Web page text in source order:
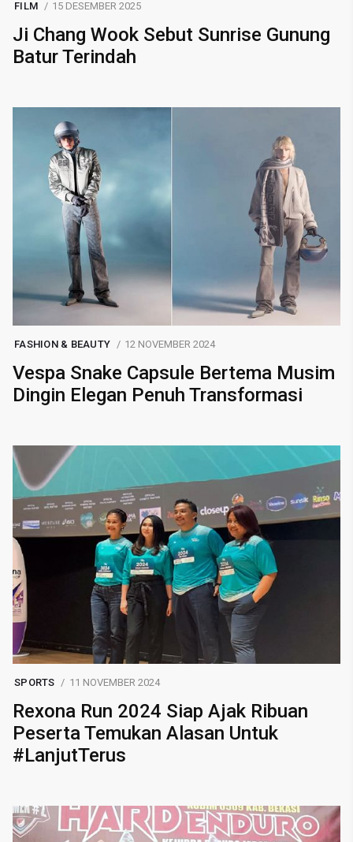
FILM 15 DESEMBER 2025
Ji Chang Wook Sebut Sunrise Gunung
Batur Terindah
FASHION & BEAUTY 12 NOVEMBER 2024
Vespa Snake Capsule Bertema Musim
Dingin Elegan Penuh Transformasi
SPORTS 11 NOVEMBER 2024
Rexona Run 2024 Siap Ajak Ribuan
Peserta Temukan Alasan Untuk
#LanjutTerus